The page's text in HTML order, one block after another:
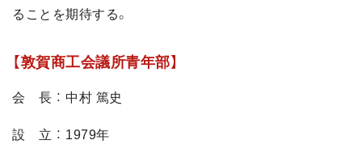
ることを期待する。
【敦賀商工会議所青年部】
会 長 ： 中村 篤史
設 立 ： 1979年